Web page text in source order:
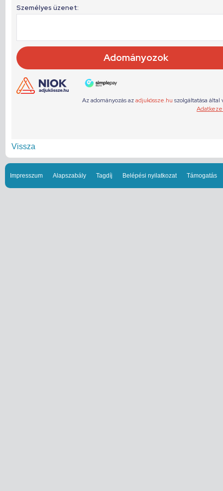
Vissza
Impresszum Alapszabály Tagdíj Belépési nyilatkozat Támogatás